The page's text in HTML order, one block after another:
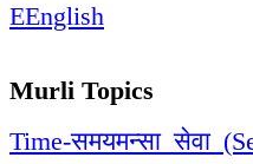
EEnglish
Murli Topics
Time-समयमन्सा सेवा